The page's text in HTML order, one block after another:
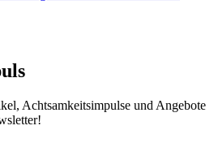
Achtsamkeitsimpulse und Angebote